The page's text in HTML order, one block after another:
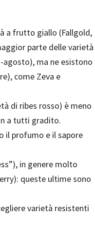
a frutto giallo (Fallgold,
parte delle varietà
ma ne esistono
come Zeva e
di ribes rosso) è meno
a tutti gradito.
il profumo e il sapore
in genere molto
queste ultime sono
varietà resistenti